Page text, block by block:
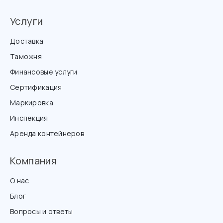
Услуги
Доставка
Таможня
Финансовые услуги
Сертификация
Маркировка
Инспекция
Аренда контейнеров
Компания
О нас
Блог
Вопросы и ответы